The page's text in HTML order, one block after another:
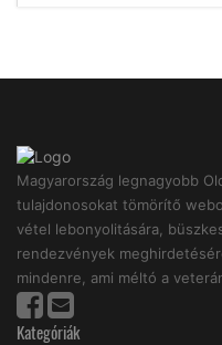
Magyarország legnagyobb
tulajdonosokat tömörítő
vétel lebonyolitására,
rendezvények
mindenre, ami méltó a
Kategóriák